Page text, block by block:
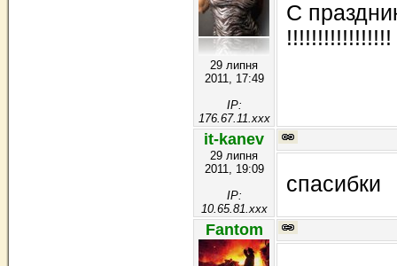
29 липня
2011, 17:49
IP:
176.67.11.xxx
С
!!!!!!!!!!!!!!!!!
it-kanev
29 липня
2011, 19:09
IP:
10.65.81.xxx
спасибки
Fantom